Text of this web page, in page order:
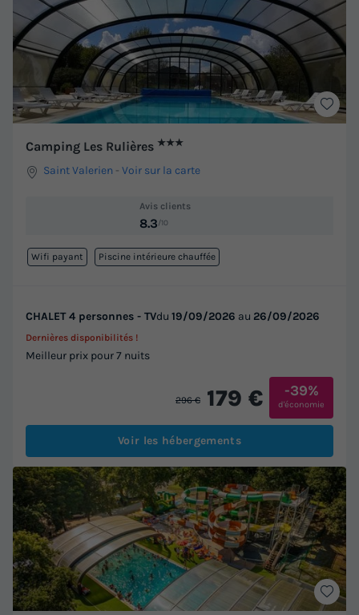
Camping Les Rulières ★★★
Saint Valerien -Voir sur la carte
Avis clients
8.3/10
Wifi payant Piscine intérieure chauffée
CHALET 4 personnes - TVdu 19/09/2026 au 26/09/2026
Meilleur prix pour 7 nuits
Dernières disponibilités !
296 € 179 € -39%
d'économie
Voir les hébergements